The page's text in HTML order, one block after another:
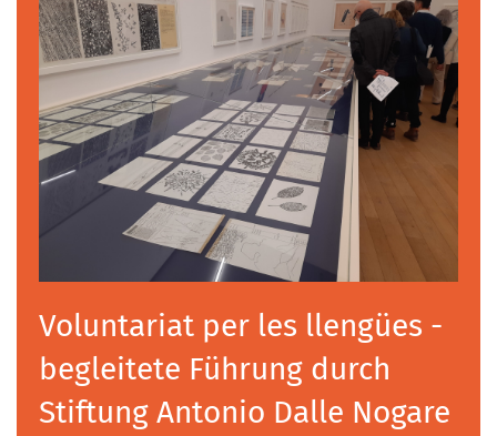
Voluntariat per les llengües -
begleitete Führung durch
Stiftung Antonio Dalle Nogare